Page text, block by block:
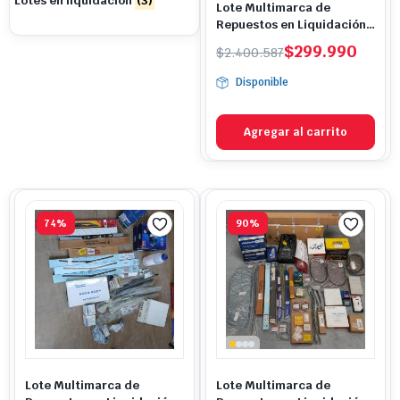
Lote Multimarca de
Repuestos en Liquidación
$2.400.587
El
original
$2.400.587.
$299.990
El
actual
$299.990.
Disponible
Agregar al carrito
74%
Lote Multimarca de
90%
Lote Multimarca de